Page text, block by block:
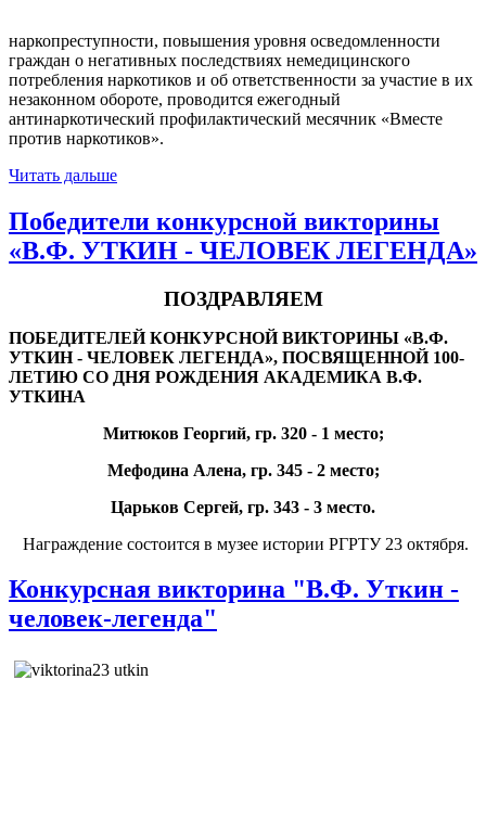
наркопреступности, повышения уровня осведомленности
граждан о негативных последствиях немедицинского
потребления наркотиков и об ответственности за участие в их
незаконном обороте, проводится ежегодный
антинаркотический профилактический месячник «Вместе
против наркотиков».
Читать дальше
Победители конкурсной викторины
«В.Ф. УТКИН - ЧЕЛОВЕК ЛЕГЕНДА»
ПОЗДРАВЛЯЕМ
ПОБЕДИТЕЛЕЙ КОНКУРСНОЙ ВИКТОРИНЫ «В.Ф.
УТКИН - ЧЕЛОВЕК ЛЕГЕНДА», ПОСВЯЩЕННОЙ 100-
ЛЕТИЮ СО ДНЯ РОЖДЕНИЯ АКАДЕМИКА В.Ф.
УТКИНА
Митюков Георгий, гр. 320 - 1 место;
Мефодина Алена, гр. 345 - 2 место;
Царьков Сергей, гр. 343 - 3 место.
Награждение состоится в музее истории РГРТУ 23 октября.
Конкурсная викторина "В.Ф. Уткин -
человек-легенда"